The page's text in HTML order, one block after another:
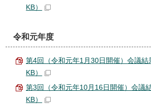
KB）
令和元年度
第4回（令和元年1月30日開催）会議
KB）
第3回（令和元年10月16日開催）会議
KB）